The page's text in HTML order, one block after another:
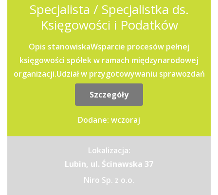
Specjalista / Specjalistka ds.
Księgowości i Podatków
Opis stanowiskaWsparcie procesów pełnej
księgowości spółek w ramach międzynarodowej
organizacji.Udział w przygotowywaniu sprawozdań
finansowych oraz...
Szczegóły
Dodane: wczoraj
Lokalizacja:
Lubin, ul. Ścinawska 37
Niro Sp. z o.o.